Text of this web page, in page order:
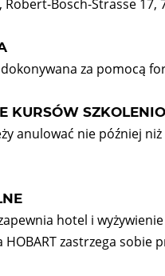
Robert-Bosch-Strasse
za pomocą
KURSÓW
anulować nie później
hotel i
HOBART zastrzega